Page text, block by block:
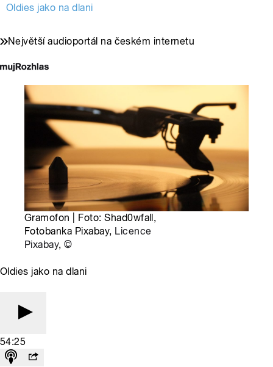
Oldies jako na dlani
Největší audioportál na českém internetu
Gramofon | Foto: Shad0wfall,
Fotobanka Pixabay, Licence
Pixabay,©
Oldies jako na dlani
54:25